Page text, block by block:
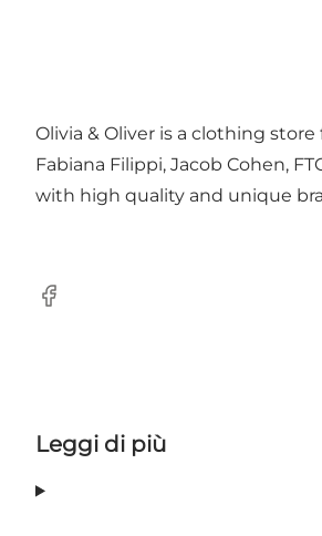
Olivia & Oliver is a clothing
Fabiana Filippi, Jacob Cohen,
with high quality and unique
Facebook
Leggi di più